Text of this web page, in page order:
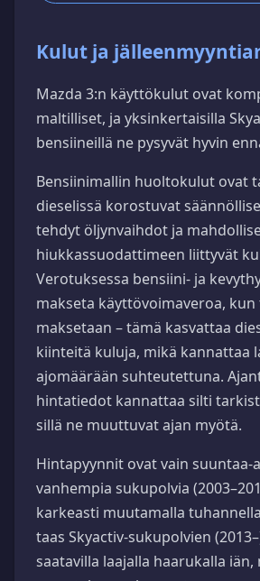
Kulut ja
Mazda 3:n käyttökulut ovat
maltilliset, ja yksinkertaisilla
bensiineillä ne pysyvät hyvin
Bensiinimallin huoltokulut ovat
dieselissä korostuvat
tehdyt öljynvaihdot ja
hiukkassuodattimeen liittyvät
Verotuksessa bensiini- ja
makseta käyttövoimaveroa, kun
maksetaan – tämä kasvattaa
kiinteitä kuluja, mikä kannattaa
ajomäärään suhteutettuna.
hintatiedot kannattaa silti
sillä ne muuttuvat ajan myötä.
Hintapyynnit ovat vain suuntaa-
vanhempia sukupolvia
karkeasti muutamalla
taas Skyactiv-sukupolvien
saatavilla laajalla haarukalla